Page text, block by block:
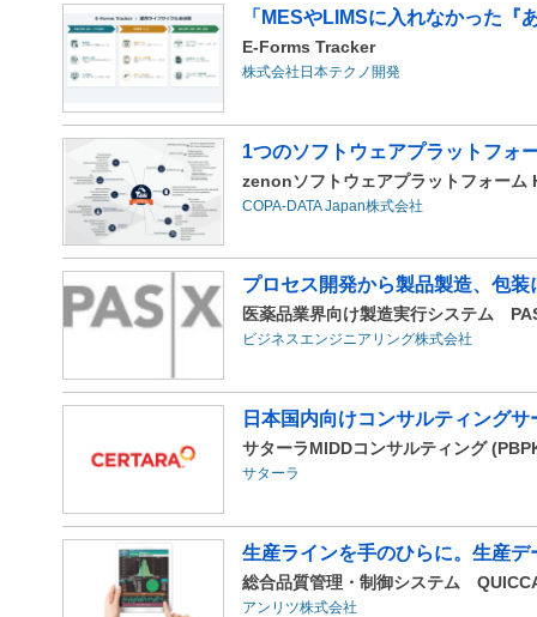
「MESやLIMSに入れなかった『
E-Forms Tracker
株式会社日本テクノ開発
1つのソフトウェアプラットフォ
zenonソフトウェアプラットフォーム
COPA-DATA Japan株式会社
プロセス開発から製品製造、包
医薬品業界向け製造実行システム
ビジネスエンジニアリング株式会社
日本国内向けコンサルティング
サターラMIDDコンサルティング
サターラ
生産ラインを手のひらに。生産
総合品質管理・制御システム
アンリツ株式会社